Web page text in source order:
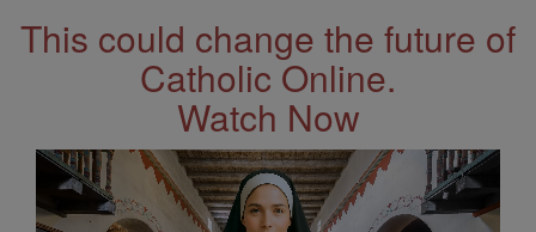
This could change the future of
Catholic Online.
Watch Now